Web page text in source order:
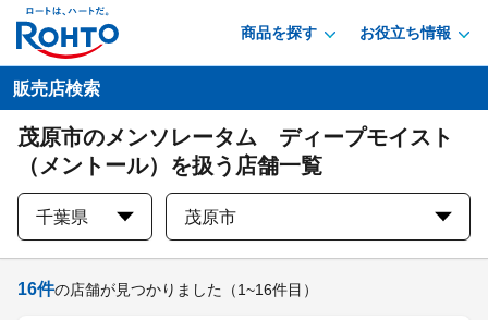
商品を探す お役立ち情報
販売店検索
茂原市のメンソレータム ディープモイスト
（メントール）を扱う店舗一覧
千葉県 茂原市
16件の店舗が見つかりました （1~16件目）